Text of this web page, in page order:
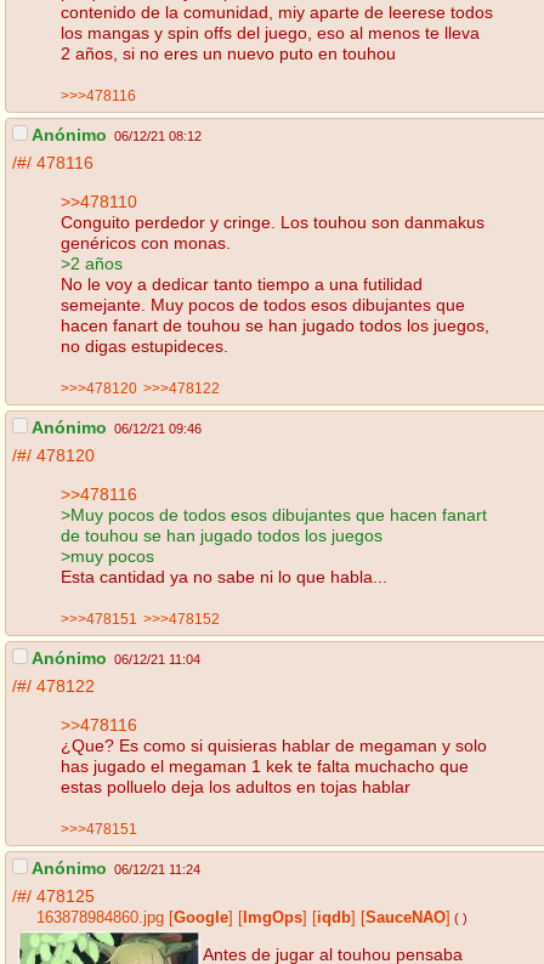
contenido de la comunidad, miy aparte de leerese todos
los mangas y spin offs del juego, eso al menos te lleva
2 años, si no eres un nuevo puto en touhou
>>>478116
Anónimo 06/12/21 08:12
/#/ 478116
>>478110
Conguito perdedor y cringe. Los touhou son danmakus
genéricos con monas.
>2 años
No le voy a dedicar tanto tiempo a una futilidad
semejante. Muy pocos de todos esos dibujantes que
hacen fanart de touhou se han jugado todos los juegos,
no digas estupideces.
>>>478120 >>>478122
Anónimo 06/12/21 09:46
/#/ 478120
>>478116
>Muy pocos de todos esos dibujantes que hacen fanart
de touhou se han jugado todos los juegos
>muy pocos
Esta cantidad ya no sabe ni lo que habla...
>>>478151 >>>478152
Anónimo 06/12/21 11:04
/#/ 478122
>>478116
¿Que? Es como si quisieras hablar de megaman y solo
has jugado el megaman 1 kek te falta muchacho que
estas polluelo deja los adultos en tojas hablar
>>>478151
Anónimo 06/12/21 11:24
/#/ 478125
163878984860.jpg Google ImgOps iqdb SauceNAO ( )
Antes de jugar al touhou pensaba